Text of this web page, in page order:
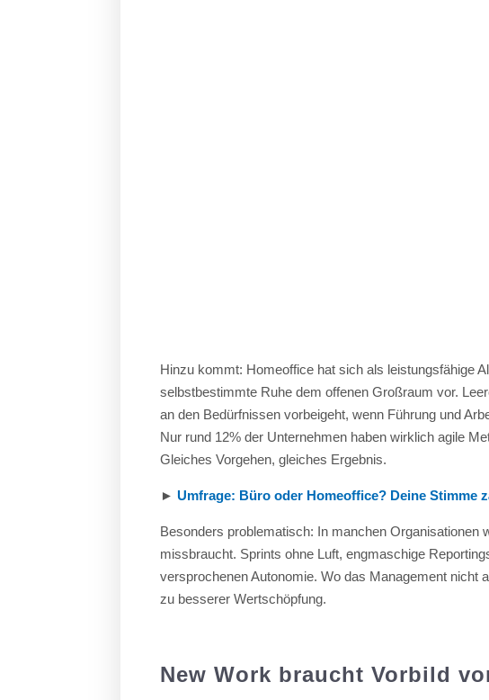
Hinzu kommt: Homeoffice hat sich als leistungsfähige
selbstbestimmte Ruhe dem offenen Großraum vor.
an den Bedürfnissen vorbeigeht, wenn Führung und
Nur rund 12% der Unternehmen haben wirklich agile
Gleiches Vorgehen, gleiches Ergebnis.
►Umfrage: Büro oder Homeoffice? Deine Stimme
Besonders problematisch: In manchen Organisationen
missbraucht. Sprints ohne Luft, engmaschige
versprochenen Autonomie. Wo das Management
zu besserer Wertschöpfung.
New Work braucht Vorbild